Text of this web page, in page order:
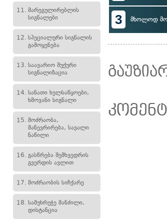
11. მარეგულირებლის
სიგნალები
12. სპეციალური სიგნალის
გამოყენება
13. საავარიო შუქური
სიგნალიზაცია
14. სანათი ხელსაწყოები,
ხმოვანი სიგნალი
15. მოძრაობა,
მანევრირება, სავალი
ნაწილი
16. გასწრება შემხვედრის
გვერდის ავლით
17. მოძრაობის სიჩქარე
18. სამუხრუჭე მანძილი,
დისტანცია
3 მხოლოდ